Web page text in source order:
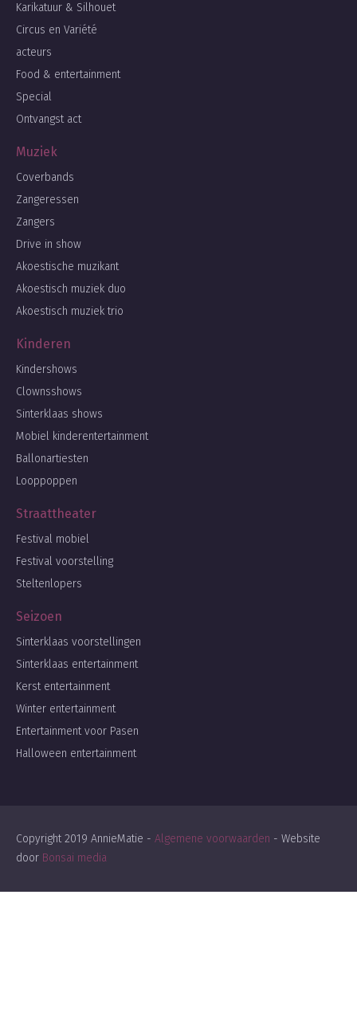
Karikatuur & Silhouet
Circus en Variété
acteurs
Food & entertainment
Special
Ontvangst act
Muziek
Coverbands
Zangeressen
Zangers
Drive in show
Akoestische muzikant
Akoestisch muziek duo
Akoestisch muziek trio
Kinderen
Kindershows
Clownsshows
Sinterklaas shows
Mobiel kinderentertainment
Ballonartiesten
Looppoppen
Straattheater
Festival mobiel
Festival voorstelling
Steltenlopers
Seizoen
Sinterklaas voorstellingen
Sinterklaas entertainment
Kerst entertainment
Winter entertainment
Entertainment voor Pasen
Halloween entertainment
Copyright 2019 AnnieMatie - Algemene voorwaarden - Website
door Bonsai media